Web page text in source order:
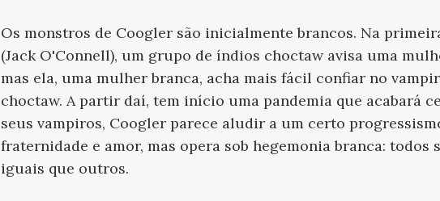
Os monstros de Coogler são inicialmente brancos. Na
(Jack O'Connell), um grupo de índios choctaw avisa uma
mas ela, uma mulher branca, acha mais fácil confiar no
choctaw. A partir daí, tem início uma pandemia que acabará
seus vampiros, Coogler parece aludir a um certo
fraternidade e amor, mas opera sob hegemonia branca: todos
iguais que outros.